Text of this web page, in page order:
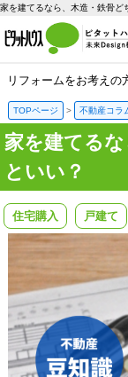
リフォームをお考えの
TOPページ 不動産コラ
家を建てる
といい？
住宅購入 戸建て